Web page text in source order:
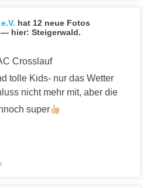
hat 12 neue Fotos
hier: Steigerwald.
Crosslauf
tolle Kids- nur das Wetter
nicht mehr mit, aber die
super